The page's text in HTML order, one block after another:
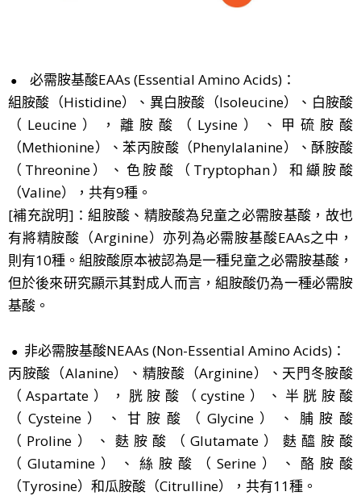
●
必需胺基酸EAAs (Essential Amino Acids)：
組胺酸（Histidine）、異白胺酸（Isoleucine）、白胺酸
（Leucine），離胺酸（Lysine）、甲硫胺酸
（Methionine）、苯丙胺酸（Phenylalanine）、酥胺酸
（Threonine）、色胺酸（Tryptophan）和纈胺酸
（Valine），共有9種。
[補充說明]：組胺酸、精胺酸為兒童之必需胺基酸，故也
有將精胺酸（Arginine）亦列為必需胺基酸EAAs之中，
則有10種。組胺酸原本被認為是一種兒童之必需胺基酸，
但於後來研究顯示其對成人而言，組胺酸仍為一種必需胺
基酸。
● 非必需胺基酸NEAAs (Non-Essential Amino Acids)：
丙胺酸（Alanine）、精胺酸（Arginine）、天門冬胺酸
（Aspartate），胱胺酸（cystine）、半胱胺酸
（Cysteine）、甘胺酸（Glycine）、脯胺酸
（Proline）、麩胺酸（Glutamate）麩醯胺酸
（Glutamine）、絲胺酸（Serine）、酪胺酸
（Tyrosine）和瓜胺酸（Citrulline），共有11種。